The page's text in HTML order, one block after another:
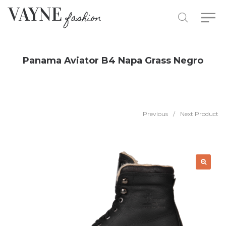
Panama Aviator B4 Napa Grass Negro
Previous / Next Product